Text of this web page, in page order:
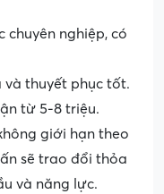
chuyên nghiệp, có
và thuyết phục tốt.
từ 5-8 triệu.
giới hạn theo
sẽ trao đổi thỏa
và năng lực.